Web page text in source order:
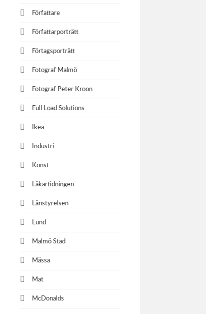
Författare
Författarporträtt
Förtagsporträtt
Fotograf Malmö
Fotograf Peter Kroon
Full Load Solutions
Ikea
Industri
Konst
Läkartidningen
Länstyrelsen
Lund
Malmö Stad
Mässa
Mat
McDonalds